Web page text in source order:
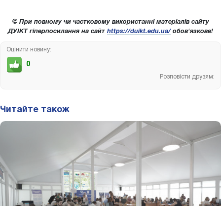
© При повному чи частковому використанні матеріалів сайту
ДУІКТ гіперпосилання на сайт https://duikt.edu.ua/обов'язкове!
Оцінити новину:
0
Розповісти друзям:
Читайте також